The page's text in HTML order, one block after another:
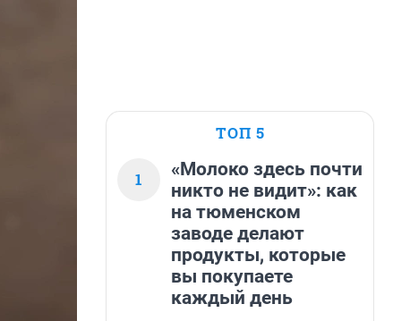
ТОП 5
1
«Молоко здесь почти
никто не видит»: как
на тюменском
заводе делают
продукты, которые
вы покупаете
каждый день